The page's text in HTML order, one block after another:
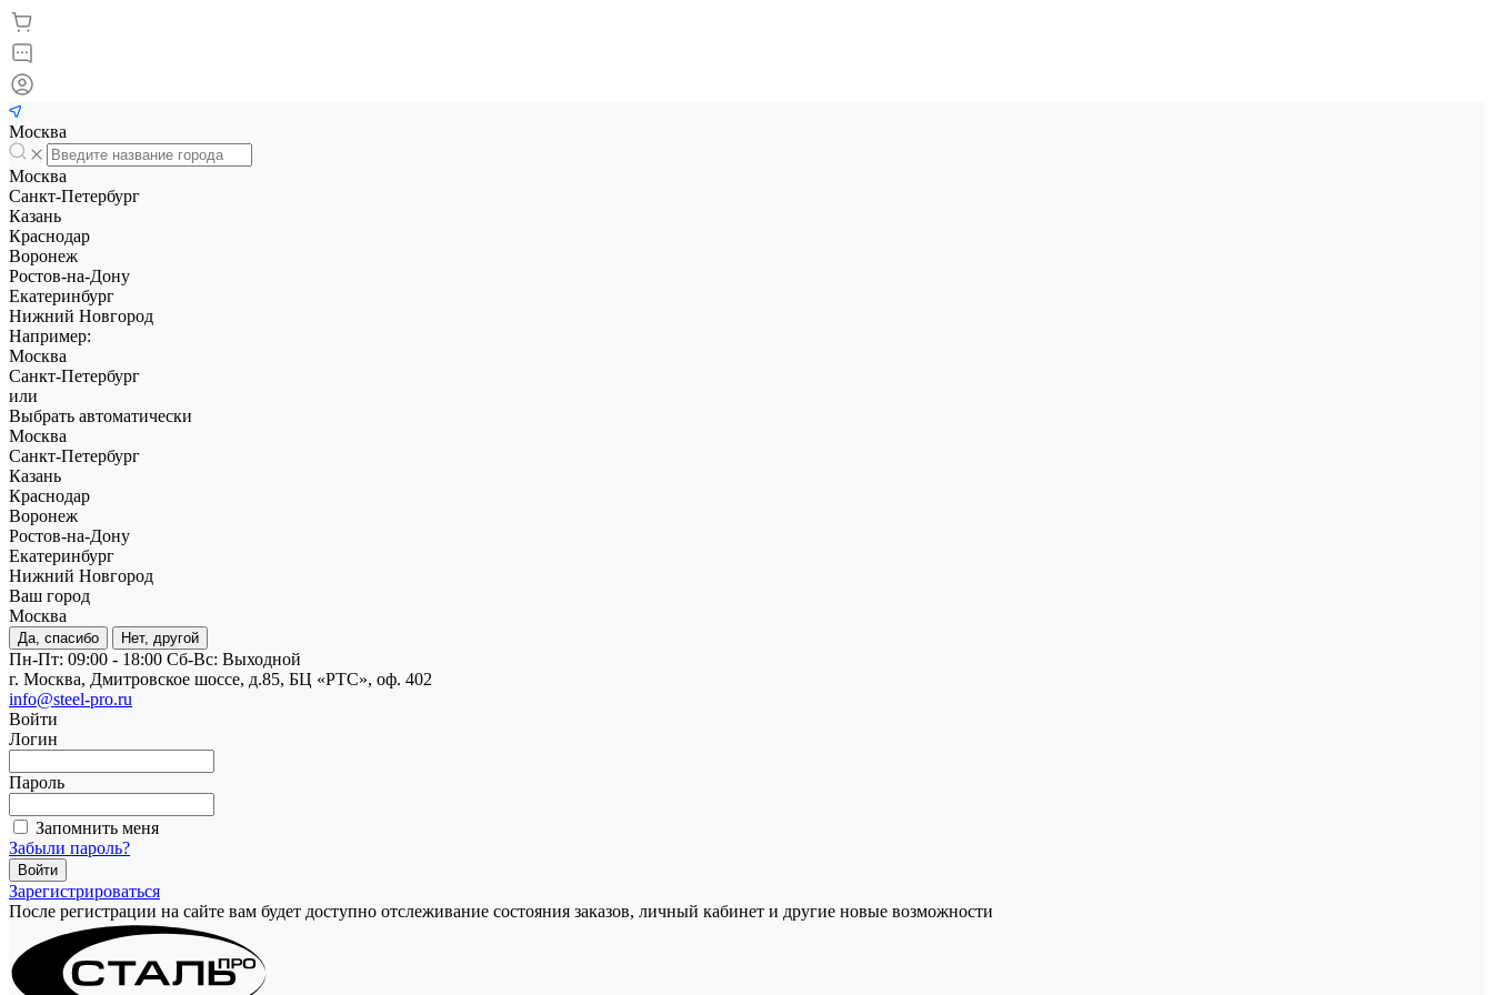
Москва
Москва
Санкт-Петербург
Казань
Краснодар
Воронеж
Ростов-на-Дону
Екатеринбург
Нижний Новгород
Например:
Москва
Санкт-Петербург
или
Выбрать автоматически
Москва
Санкт-Петербург
Казань
Краснодар
Воронеж
Ростов-на-Дону
Екатеринбург
Нижний Новгород
Ваш город
Москва
Да, спасибо Нет, другой
Пн-Пт: 09:00 - 18:00 Cб-Вс: Выходной
г. Москва, Дмитровское шоссе, д.85, БЦ «РТС», оф. 402
info@steel-pro.ru
Войти
Логин
Пароль
Запомнить меня
Забыли пароль?
Зарегистрироваться
После регистрации на сайте вам будет доступно отслеживание состояния заказов, личный кабинет и другие новые возможности